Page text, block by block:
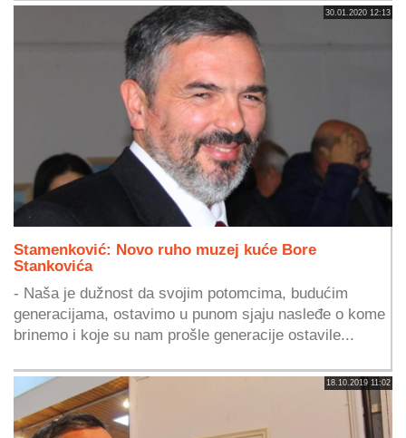
30.01.2020 12:13
Stamenković: Novo ruho muzej kuće Bore
Stankovića
- Naša je dužnost da svojim potomcima, budućim
generacijama, ostavimo u punom sjaju nasleđe o kome
brinemo i koje su nam prošle generacije ostavile...
18.10.2019 11:02